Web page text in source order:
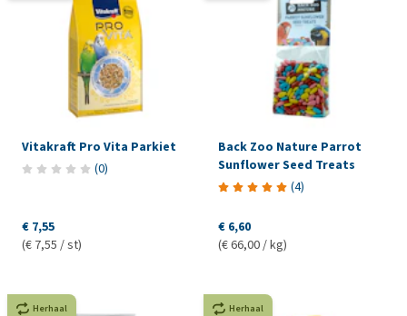
Vitakraft Pro Vita Parkiet
(0)
€ 7,55
(€ 7,55 / st)
Back Zoo Nature Parrot
Sunflower Seed Treats
(4)
€ 6,60
(€ 66,00 / kg)
Herhaal Herhaal